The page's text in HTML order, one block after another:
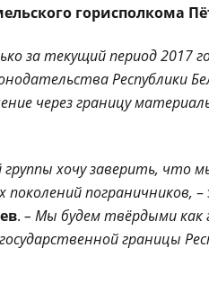
горисполкома
за текущий период 2017
Республики
через границу
хочу заверить, что
пограничников, –
. – Мы будем твёрдыми как
границы